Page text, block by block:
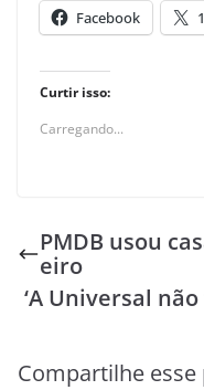
Facebook
Curtir isso:
Carregando...
PMDB usou
eiro
‘A Universal
Compartilhe esse